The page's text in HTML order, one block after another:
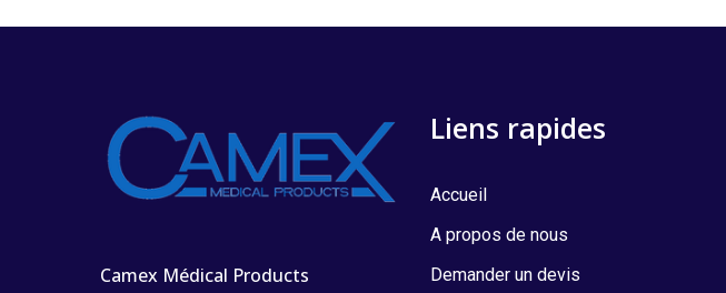
Camex Médical Products
Liens rapides
Accueil
A propos de nous
Demander un devis